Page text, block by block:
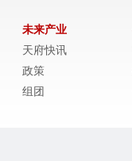
未来产业
天府快讯
政策
组团